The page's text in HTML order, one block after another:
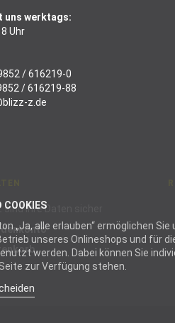
COOKIES
„Ja, alle erlauben“ ermöglichen
unseres Onlineshops und für
werden. Dabei können Sie
zur Verfügung stehen.
uns werktags:
Uhr
/ 616219-0
/ 616219-88
z.de